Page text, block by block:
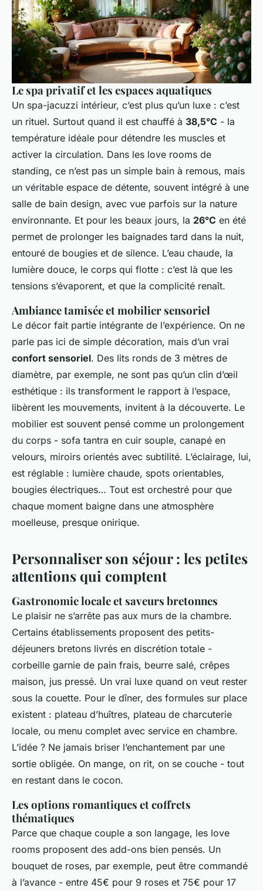
Le spa privatif et les espaces aquatiques
Un spa-jacuzzi intérieur, c’est plus qu’un luxe : c’est
un rituel. Surtout quand il est chauffé à 38,5°C - la
température idéale pour détendre les muscles et
activer la circulation. Dans les love rooms de
standing, ce n’est pas un simple bain à remous, mais
un véritable espace de détente, souvent intégré à une
salle de bain design, avec vue parfois sur la nature
environnante. Et pour les beaux jours, la 26°C en été
permet de prolonger les baignades tard dans la nuit,
entouré de bougies et de silence. L’eau chaude, la
lumière douce, le corps qui flotte : c’est là que les
tensions s’évaporent, et que la complicité renaît.
Ambiance tamisée et mobilier sensoriel
Le décor fait partie intégrante de l’expérience. On ne
parle pas ici de simple décoration, mais d’un vrai
confort sensoriel. Des lits ronds de 3 mètres de
diamètre, par exemple, ne sont pas qu’un clin d’œil
esthétique : ils transforment le rapport à l’espace,
libèrent les mouvements, invitent à la découverte. Le
mobilier est souvent pensé comme un prolongement
du corps - sofa tantra en cuir souple, canapé en
velours, miroirs orientés avec subtilité. L’éclairage, lui,
est réglable : lumière chaude, spots orientables,
bougies électriques… Tout est orchestré pour que
chaque moment baigne dans une atmosphère
moelleuse, presque onirique.
Personnaliser son séjour : les petites
attentions qui comptent
Gastronomie locale et saveurs bretonnes
Le plaisir ne s’arrête pas aux murs de la chambre.
Certains établissements proposent des petits-
déjeuners bretons livrés en discrétion totale -
corbeille garnie de pain frais, beurre salé, crêpes
maison, jus pressé. Un vrai luxe quand on veut rester
sous la couette. Pour le dîner, des formules sur place
existent : plateau d’huîtres, plateau de charcuterie
locale, ou menu complet avec service en chambre.
L’idée ? Ne jamais briser l’enchantement par une
sortie obligée. On mange, on rit, on se couche - tout
en restant dans le cocon.
Les options romantiques et coffrets
thématiques
Parce que chaque couple a son langage, les love
rooms proposent des add-ons bien pensés. Un
bouquet de roses, par exemple, peut être commandé
à l’avance - entre 45€ pour 9 roses et 75€ pour 17